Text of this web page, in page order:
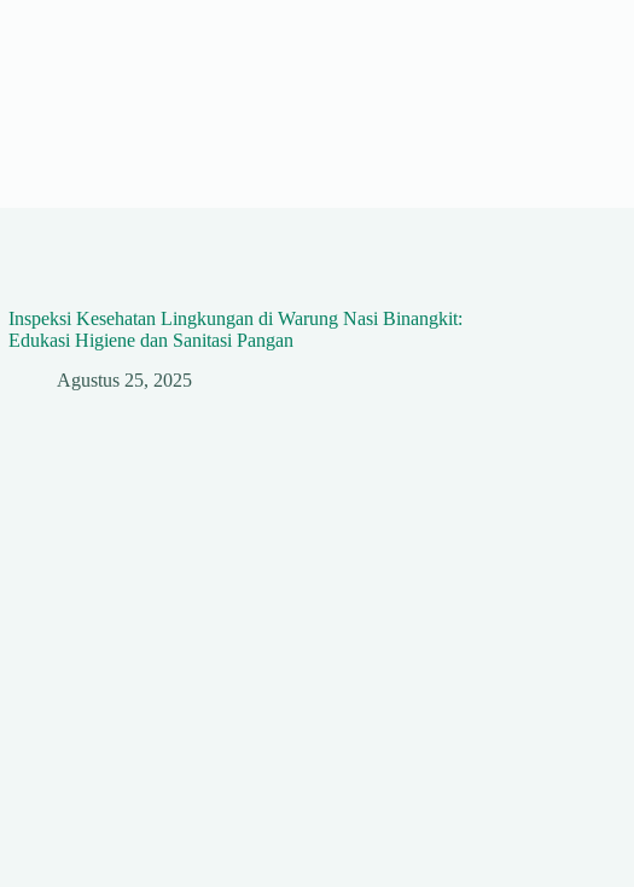
Inspeksi Kesehatan Lingkungan di Warung Nasi Binangkit:
Edukasi Higiene dan Sanitasi Pangan
Agustus 25, 2025